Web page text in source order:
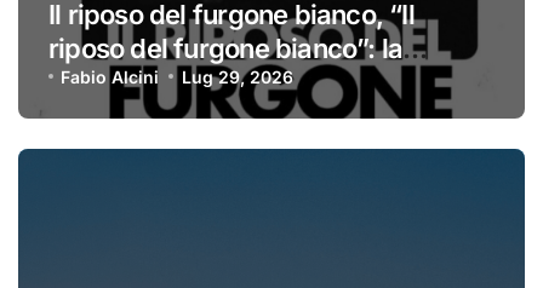
Il riposo del furgone bianco, “Il
riposo del furgone bianco”: la
recensione
Fabio Alcini Lug 29, 2026